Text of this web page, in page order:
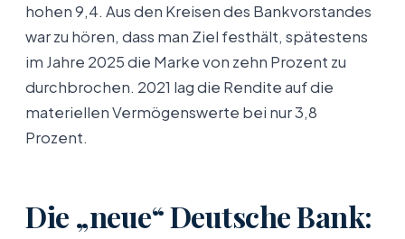
hohen 9,4. Aus den Kreisen des Bankvorstandes
war zu hören, dass man Ziel festhält, spätestens
im Jahre 2025 die Marke von zehn Prozent zu
durchbrochen. 2021 lag die Rendite auf die
materiellen Vermögenswerte bei nur 3,8
Prozent.
Die „neue“ Deutsche Bank: